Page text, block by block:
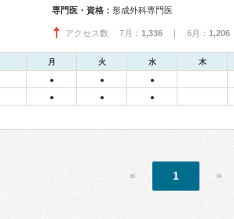
専門医・資格： 形成外科専門医
アクセス数 7月： 1,336 | 6月： 1,206
月 火 水 木
● ● ●
● ● ●
« 1 »